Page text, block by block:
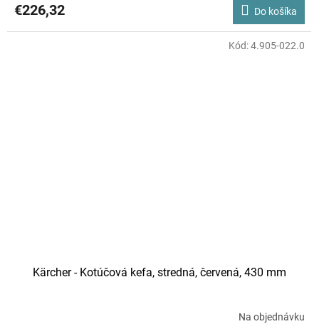
€226,32 Do košíka
Kärcher - Kotúčová kefa, stredná, červená, 430 mm
Na objednávku
Kód:4.905-022.0